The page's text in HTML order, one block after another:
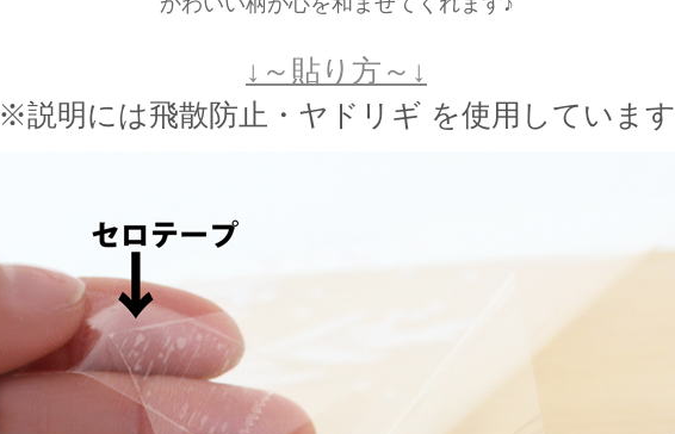
↓～貼り方～↓
※説明には飛散防止・ヤドリギ を使用しています